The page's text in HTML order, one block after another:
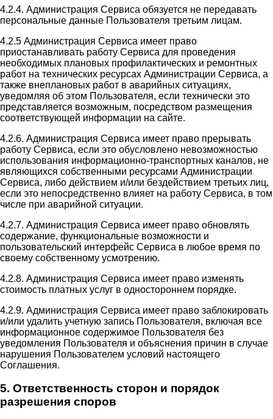
4.2.4. Администрация Сервиса обязуется не передавать
персональные данные Пользователя третьим лицам.
4.2.5 Администрация Сервиса имеет право
приостанавливать работу Сервиса для проведения
необходимых плановых профилактических и ремонтных
работ на технических ресурсах Администрации Сервиса, а
также внеплановых работ в аварийных ситуациях,
уведомляя об этом Пользователя, если технически это
представляется возможным, посредством размещения
соответствующей информации на сайте.
4.2.6. Администрация Сервиса имеет право прерывать
работу Сервиса, если это обусловлено невозможностью
использования информационно-транспортных каналов, не
являющихся собственными ресурсами Администрации
Сервиса, либо действием и/или бездействием третьих лиц,
если это непосредственно влияет на работу Сервиса, в том
числе при аварийной ситуации.
4.2.7. Администрация Сервиса имеет право обновлять
содержание, функциональные возможности и
пользовательский интерфейс Сервиса в любое время по
своему собственному усмотрению.
4.2.8. Администрация Сервиса имеет право изменять
стоимость платных услуг в одностороннем порядке.
4.2.9. Администрация Сервиса имеет право заблокировать
и/или удалить учетную запись Пользователя, включая все
информационное содержимое Пользователя без
уведомления Пользователя и объяснения причин в случае
нарушения Пользователем условий настоящего
Соглашения.
5. Ответственность сторон и порядок
разрешения споров